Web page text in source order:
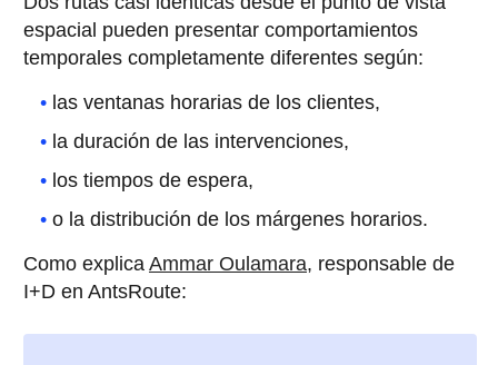
espacial pueden presentar comportamientos
temporales completamente diferentes según:
las ventanas horarias de los clientes,
la duración de las intervenciones,
los tiempos de espera,
o la distribución de los márgenes horarios.
Como explica Ammar Oulamara, responsable de
I+D en AntsRoute: